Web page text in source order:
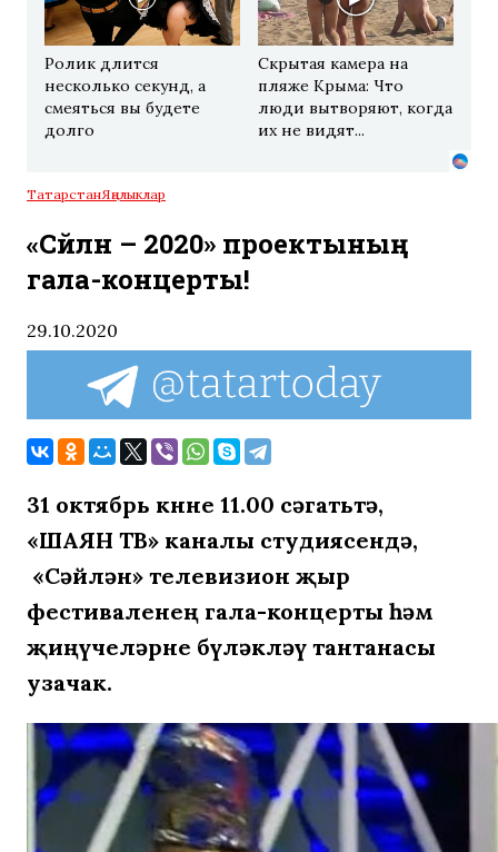
Ролик длится
несколько секунд, а
смеяться вы будете
долго
Скрытая камера на
пляже Крыма: Что
люди вытворяют, когда
их не видят...
ТатарстанЯңалыклар
«Сәйлән – 2020» проектының
гала-концерты!
29.10.2020
31 октябрь көнне 11.00 сәгатьтә,
«ШАЯН ТВ» каналы студиясендә,
«Сәйлән» телевизион җыр
фестиваленең гала-концерты һәм
җиңүчеләрне бүләкләү тантанасы
узачак.